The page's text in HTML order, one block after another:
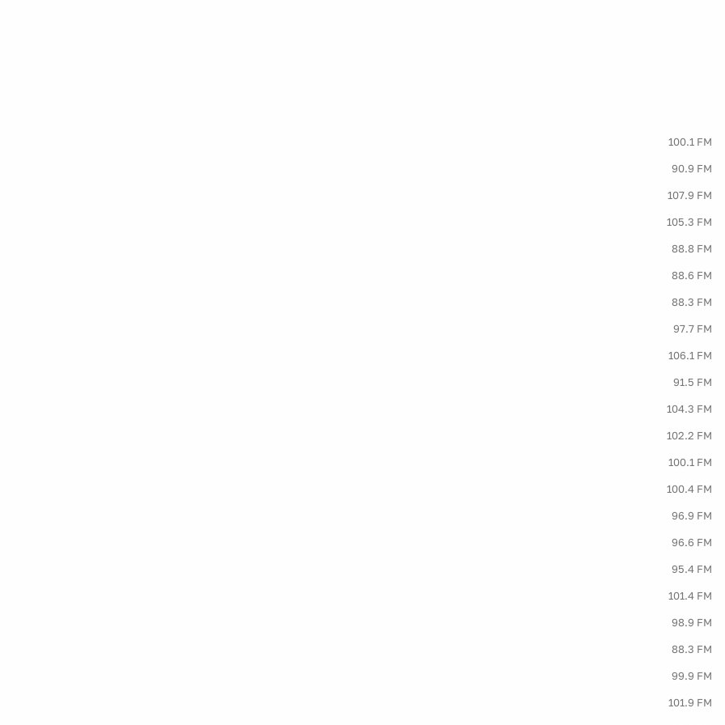
100.1 FM
90.9 FM
107.9 FM
105.3 FM
88.8 FM
88.6 FM
88.3 FM
97.7 FM
106.1 FM
91.5 FM
104.3 FM
102.2 FM
100.1 FM
100.4 FM
96.9 FM
96.6 FM
95.4 FM
101.4 FM
98.9 FM
88.3 FM
99.9 FM
101.9 FM